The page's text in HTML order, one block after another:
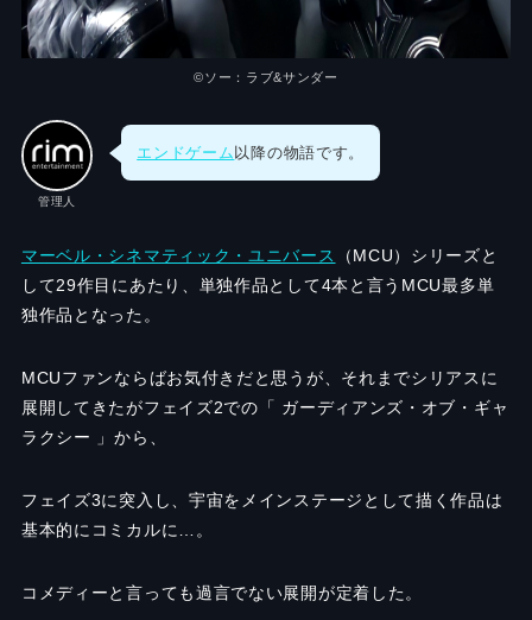
©︎ソー：ラブ&サンダー
管理人
エンドゲーム 以降の物語です。
マーベル・シネマティック・ユニバース
（MCU）シリーズと
して29作目にあたり、単独作品として4本と言うMCU最多単
独作品となった。
MCUファンならばお気付きだと思うが、それまでシリアスに
展開してきたがフェイズ2での「 ガーディアンズ・オブ・ギャ
ラクシー 」から、
フェイズ3に突入し、宇宙をメインステージとして描く作品は
基本的にコミカルに…。
コメディーと言っても過言でない展開が定着した。